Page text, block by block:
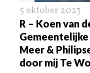
5 oktober 2023
R – Koen van
Meer &
door mij Te